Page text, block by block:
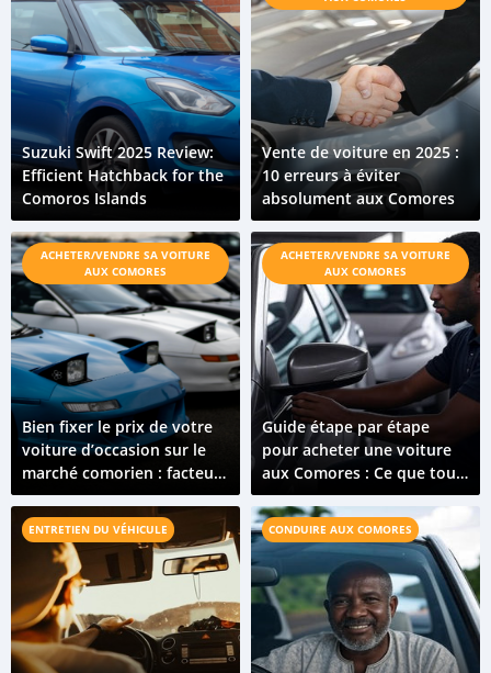
Suzuki Swift 2025 Review:
Efficient Hatchback for the
Comoros Islands
Vente de voiture en 2025 :
10 erreurs à éviter
absolument aux Comores
ACHETER/VENDRE SA VOITURE
AUX COMORES
Bien fixer le prix de votre
voiture d’occasion sur le
marché comorien : facteurs
à considérer
ACHETER/VENDRE SA VOITURE
AUX COMORES
Guide étape par étape
pour acheter une voiture
aux Comores : Ce que tout
acheteur doit savoir
ENTRETIEN DU VÉHICULE CONDUIRE AUX COMORES